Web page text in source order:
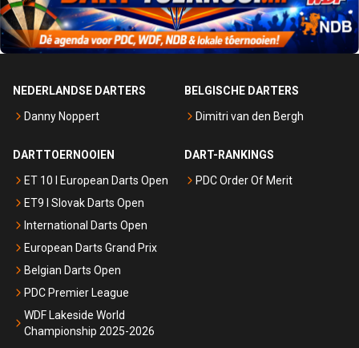
NEDERLANDSE DARTERS
Danny Noppert
BELGISCHE DARTERS
Dimitri van den Bergh
DARTTOERNOOIEN
ET 10 I European Darts Open
ET9 I Slovak Darts Open
International Darts Open
European Darts Grand Prix
Belgian Darts Open
PDC Premier League
WDF Lakeside World
Championship 2025-2026
DART-RANKINGS
PDC Order Of Merit